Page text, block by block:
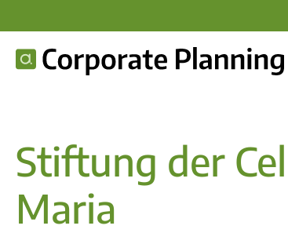
Stiftung der
Maria